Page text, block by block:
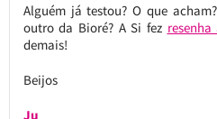
Alguém já testou? O que
outro da Bioré? A Si fez resenha
demais!
Beijos
Ju